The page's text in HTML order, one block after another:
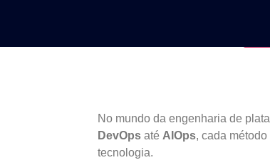
No mundo da engenharia de
DevOps até AIOps, cada
tecnologia.